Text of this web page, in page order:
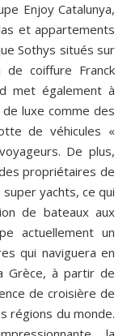
Enjoy Catalunya,
et appartements
Sothys situés sur
coiffure Franck
met également à
luxe comme des
de véhicules «
De plus,
propriétaires de
yachts, ce qui
de bateaux aux
actuellement un
qui naviguera en
Grèce, à partir de
de croisière de
régions du monde.